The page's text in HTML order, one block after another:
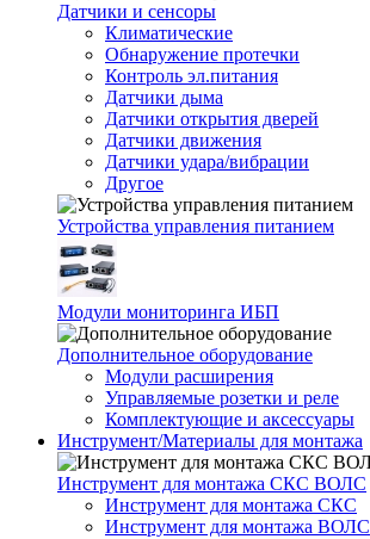
Датчики и сенсоры
Климатические
Обнаружение протечки
Контроль эл.питания
Датчики дыма
Датчики открытия дверей
Датчики движения
Датчики удара/вибрации
Другое
Устройства управления питанием
Модули мониторинга ИБП
Дополнительное оборудование
Модули расширения
Управляемые розетки и реле
Комплектующие и аксессуары
Инструмент/Материалы для монтажа
Инструмент для монтажа СКС ВОЛС
Инструмент для монтажа СКС
Инструмент для монтажа ВОЛС